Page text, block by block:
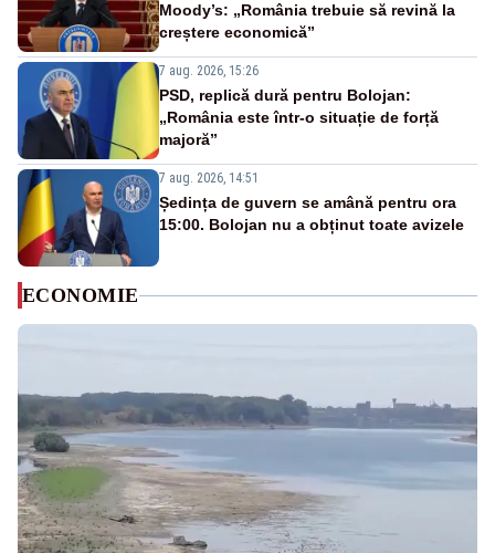
Moody’s: „România trebuie să revină la
creștere economică”
7 aug. 2026, 15:26
PSD, replică dură pentru Bolojan:
„România este într-o situație de forță
majoră”
7 aug. 2026, 14:51
Ședința de guvern se amână pentru ora
15:00. Bolojan nu a obținut toate avizele
ECONOMIE